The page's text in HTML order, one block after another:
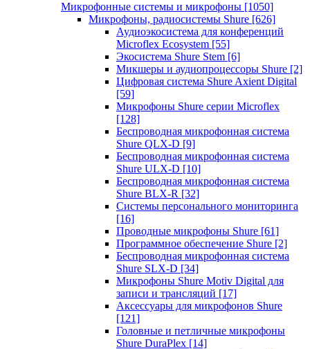
Микрофонные системы и микрофоны [1050]
Микрофоны, радиосистемы Shure [626]
Аудиоэкосистема для конференций
Microflex Ecosystem [55]
Экосистема Shure Stem [6]
Микшеры и аудиопроцессоры Shure [2]
Цифровая система Shure Axient Digital
[59]
Микрофоны Shure серии Microflex
[128]
Беспроводная микрофонная система
Shure QLX-D [9]
Беспроводная микрофонная система
Shure ULX-D [10]
Беспроводная микрофонная система
Shure BLX-R [32]
Системы персонального мониторинга
[16]
Проводные микрофоны Shure [61]
Программное обеспечение Shure [2]
Беспроводная микрофонная система
Shure SLX-D [34]
Микрофоны Shure Motiv Digital для
записи и трансляций [17]
Аксессуары для микрофонов Shure
[121]
Головные и петличные микрофоны
Shure DuraPlex [14]